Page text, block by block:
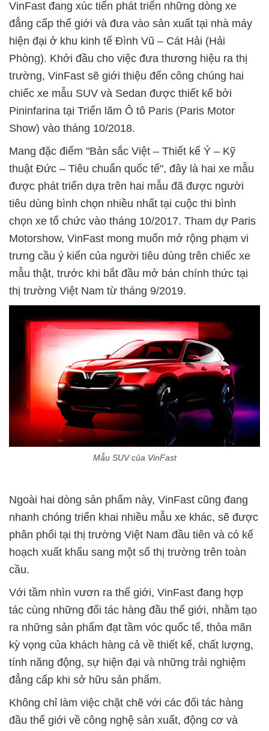
VinFast đang xúc tiến phát triển những dòng xe
đẳng cấp thế giới và đưa vào sản xuất tại nhà máy
hiện đại ở khu kinh tế Đình Vũ – Cát Hải (Hải
Phòng). Khởi đầu cho việc đưa thương hiệu ra thị
trường, VinFast sẽ giới thiệu đến công chúng hai
chiếc xe mẫu SUV và Sedan được thiết kế bởi
Pininfarina tại Triển lãm Ô tô Paris (Paris Motor
Show) vào tháng 10/2018.
Mang đặc điểm "Bản sắc Việt – Thiết kế Ý – Kỹ
thuật Đức – Tiêu chuẩn quốc tế", đây là hai xe mẫu
được phát triển dựa trên hai mẫu đã được người
tiêu dùng bình chọn nhiều nhất tại cuộc thi bình
chọn xe tổ chức vào tháng 10/2017. Tham dự Paris
Motorshow, VinFast mong muốn mở rộng phạm vi
trưng cầu ý kiến của người tiêu dùng trên chiếc xe
mẫu thật, trước khi bắt đầu mở bán chính thức tại
thị trường Việt Nam từ tháng 9/2019.
Mẫu SUV của VinFast
Ngoài hai dòng sản phẩm này, VinFast cũng đang
nhanh chóng triển khai nhiều mẫu xe khác, sẽ được
phân phối tại thị trường Việt Nam đầu tiên và có kế
hoạch xuất khẩu sang một số thị trường trên toàn
cầu.
Với tầm nhìn vươn ra thế giới, VinFast đang hợp
tác cùng những đối tác hàng đầu thế giới, nhằm tạo
ra những sản phẩm đạt tầm vóc quốc tế, thỏa mãn
kỳ vọng của khách hàng cả về thiết kế, chất lượng,
tính năng động, sự hiện đại và những trải nghiệm
đẳng cấp khi sở hữu sản phẩm.
Không chỉ làm việc chặt chẽ với các đối tác hàng
đầu thế giới về công nghệ sản xuất, động cơ và